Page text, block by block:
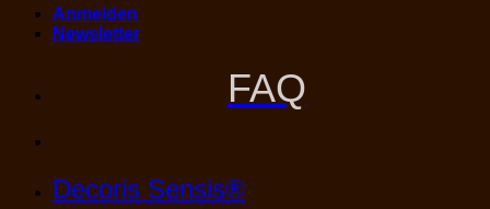
Anmelden
Newsletter
FAQ
Decoris Sensis®